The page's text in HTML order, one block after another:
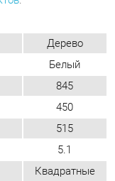
515
5.1
Квадратные
Нет
Нет
Нет